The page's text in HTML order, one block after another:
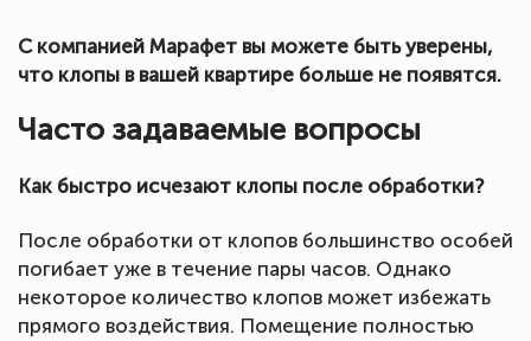
С компанией Марафет вы можете быть уверены,
что клопы в вашей квартире больше не появятся.
Часто задаваемые вопросы
Как быстро исчезают клопы после обработки?
После обработки от клопов большинство особей
погибает уже в течение пары часов. Однако
некоторое количество клопов может избежать
прямого воздействия. Помещение полностью